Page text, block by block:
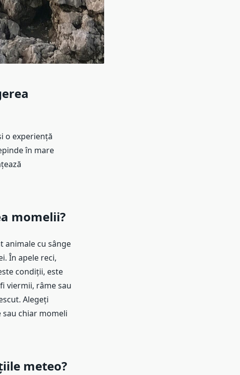
o experiență
în mare
momelii?
animale cu sânge
În apele reci,
condiții, este
viermii, râme sau
Alegeți
chiar momeli
meteo?